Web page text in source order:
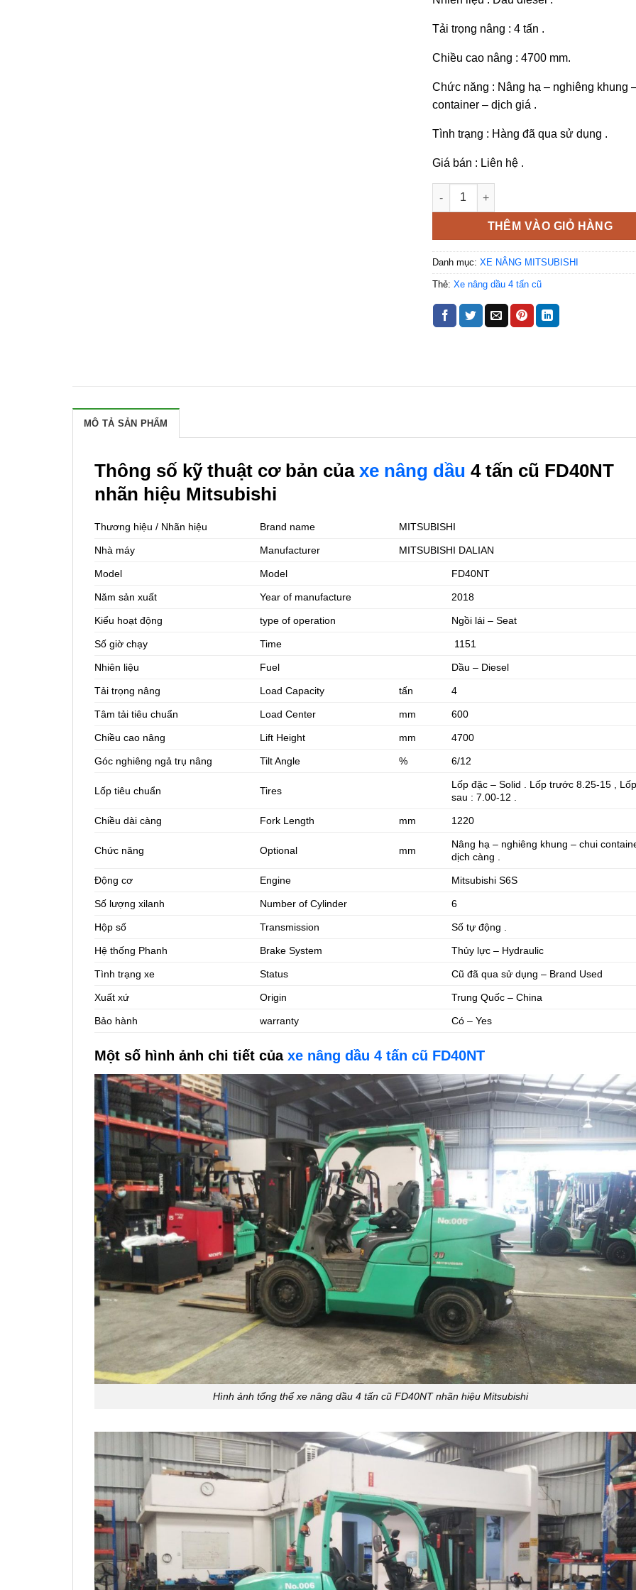
Tải trọng nâng : 4 tấn .
Chiều cao nâng : 4700 mm.
Chức năng : Nâng hạ – nghiêng khung
container – dịch giá .
Tình trạng : Hàng đã qua sử dụng .
Giá bán : Liên hệ .
Xe nâng dầu 4 tấn cũ FD40NT nhãn
THÊM VÀO GIỎ HÀNG
Danh mục: XE NÂNG MITSUBISHI
Thẻ: Xe nâng dầu 4 tấn cũ
MÔ TẢ SẢN PHẨM
Thông số kỹ thuật cơ bản của xe nâng dầu 4 tấn cũ FD40NT
nhãn hiệu Mitsubishi
Thương hiệu / Nhãn hiệu Brand name MITSUBISHI
Nhà máy Manufacturer MITSUBISHI DALIAN
Model Model FD40NT
Năm sản xuất Year of manufacture 2018
Kiểu hoạt động type of operation Ngồi lái – Seat
Số giờ chạy Time 1151
Nhiên liệu Fuel Dầu – Diesel
Tải trọng nâng Load Capacity tấn 4
Tâm tải tiêu chuẩn Load Center mm 600
Chiều cao nâng Lift Height mm 4700
Góc nghiêng ngả trụ nâng Tilt Angle % 6/12
Lốp tiêu chuẩn Tires
Lốp đặc – Solid . Lốp trước 8.25-15 ,
sau : 7.00-12 .
Chiều dài càng Fork Length mm 1220
Chức năng Optional mm
Nâng hạ – nghiêng khung – chui
dịch càng .
Động cơ Engine Mitsubishi S6S
Số lượng xilanh Number of Cylinder 6
Hộp số Transmission Số tự động .
Hệ thống Phanh Brake System Thủy lực – Hydraulic
Tình trạng xe Status Cũ đã qua sử dụng – Brand Used
Xuất xứ Origin Trung Quốc – China
Bảo hành warranty Có – Yes
Một số hình ảnh chi tiết của xe nâng dầu 4 tấn cũ FD40NT
Hình ảnh tổng thể xe nâng dầu 4 tấn cũ FD40NT nhãn hiệu Mitsubishi